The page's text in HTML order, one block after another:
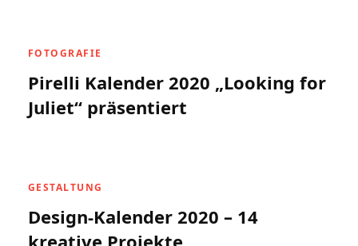
FOTOGRAFIE
Pirelli Kalender 2020 „Looking for
Juliet“ präsentiert
GESTALTUNG
Design-Kalender 2020 – 14
kreative Projekte